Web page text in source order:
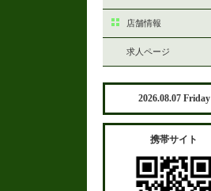
店舗情報
求人ページ
2026.08.07 Friday
携帯サイト